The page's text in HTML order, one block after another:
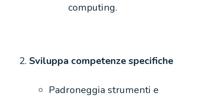
computing.
Sviluppa competenze specifiche
Padroneggia strumenti e